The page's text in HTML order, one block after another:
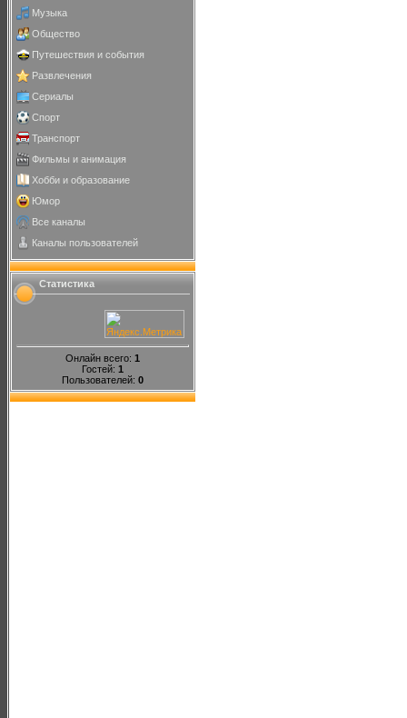
Музыка
Общество
Путешествия и события
Развлечения
Сериалы
Спорт
Транспорт
Фильмы и анимация
Хобби и образование
Юмор
Все каналы
Каналы пользователей
Статистика
Онлайн всего: 1
Гостей: 1
Пользователей: 0